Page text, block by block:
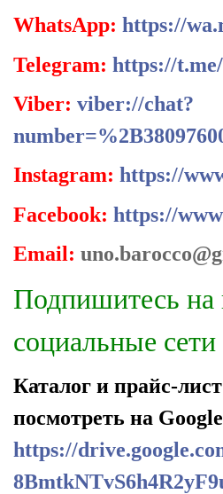
WhatsApp: https://
Telegram: https://
Viber: viber://chat?
Instagram: https://
Facebook: https://
Email:
Подпишитесь
социальные сети
Каталог и прайс-
посмотреть на
https://